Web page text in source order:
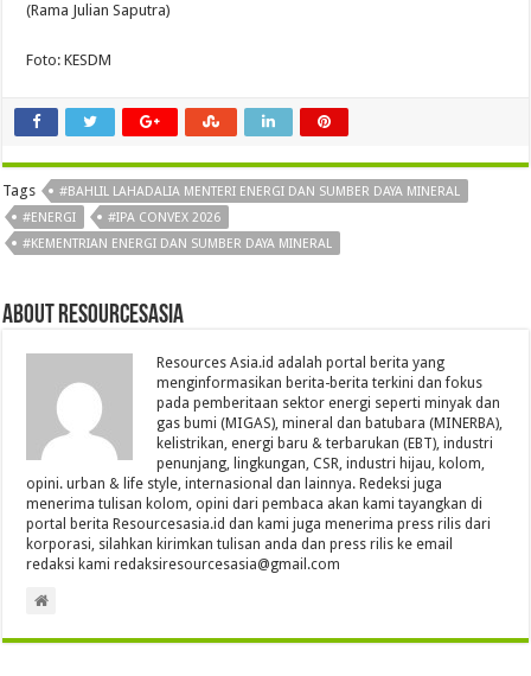
(Rama Julian Saputra)
Foto: KESDM
Tags
#BAHLIL LAHADALIA MENTERI ENERGI DAN SUMBER DAYA MINERAL
#ENERGI
#IPA CONVEX 2026
#KEMENTRIAN ENERGI DAN SUMBER DAYA MINERAL
About Resourcesasia
Resources Asia.id adalah portal berita yang
menginformasikan berita-berita terkini dan fokus
pada pemberitaan sektor energi seperti minyak dan
gas bumi (MIGAS), mineral dan batubara (MINERBA),
kelistrikan, energi baru & terbarukan (EBT), industri
penunjang, lingkungan, CSR, industri hijau, kolom,
opini. urban & life style, internasional dan lainnya. Redeksi juga
menerima tulisan kolom, opini dari pembaca akan kami tayangkan di
portal berita Resourcesasia.id dan kami juga menerima press rilis dari
korporasi, silahkan kirimkan tulisan anda dan press rilis ke email
redaksi kami redaksiresourcesasia@gmail.com